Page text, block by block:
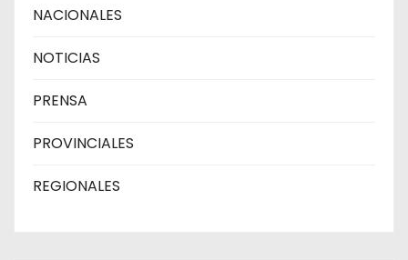
NACIONALES
NOTICIAS
PRENSA
PROVINCIALES
REGIONALES